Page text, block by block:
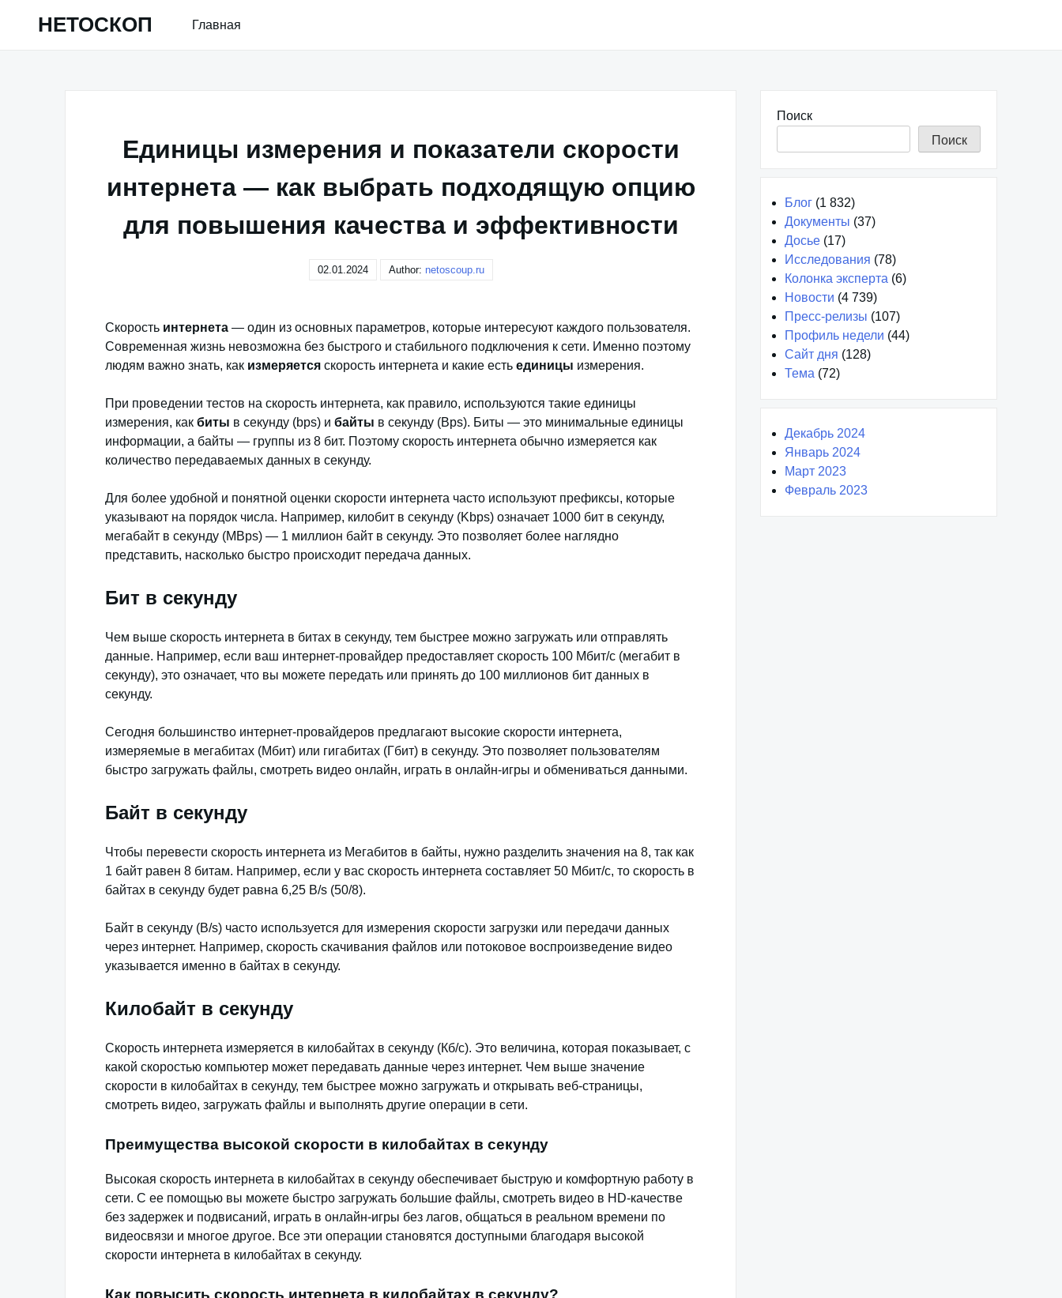
НЕТОСКОП Главная
Единицы измерения и показатели скорости
интернета — как выбрать подходящую опцию
для повышения качества и эффективности
02.01.2024 Author: netoscoup.ru
Скорость интернета — один из основных параметров, которые интересуют каждого пользователя.
Современная жизнь невозможна без быстрого и стабильного подключения к сети. Именно поэтому
людям важно знать, как измеряется скорость интернета и какие есть единицы измерения.
При проведении тестов на скорость интернета, как правило, используются такие единицы
измерения, как биты в секунду (bps) и байты в секунду (Bps). Биты — это минимальные единицы
информации, а байты — группы из 8 бит. Поэтому скорость интернета обычно измеряется как
количество передаваемых данных в секунду.
Для более удобной и понятной оценки скорости интернета часто используют префиксы, которые
указывают на порядок числа. Например, килобит в секунду (Kbps) означает 1000 бит в секунду,
мегабайт в секунду (MBps) — 1 миллион байт в секунду. Это позволяет более наглядно
представить, насколько быстро происходит передача данных.
Бит в секунду
Чем выше скорость интернета в битах в секунду, тем быстрее можно загружать или отправлять
данные. Например, если ваш интернет-провайдер предоставляет скорость 100 Мбит/с (мегабит в
секунду), это означает, что вы можете передать или принять до 100 миллионов бит данных в
секунду.
Сегодня большинство интернет-провайдеров предлагают высокие скорости интернета,
измеряемые в мегабитах (Мбит) или гигабитах (Гбит) в секунду. Это позволяет пользователям
быстро загружать файлы, смотреть видео онлайн, играть в онлайн-игры и обмениваться данными.
Байт в секунду
Чтобы перевести скорость интернета из Мегабитов в байты, нужно разделить значения на 8, так как
1 байт равен 8 битам. Например, если у вас скорость интернета составляет 50 Мбит/с, то скорость в
байтах в секунду будет равна 6,25 B/s (50/8).
Байт в секунду (B/s) часто используется для измерения скорости загрузки или передачи данных
через интернет. Например, скорость скачивания файлов или потоковое воспроизведение видео
указывается именно в байтах в секунду.
Килобайт в секунду
Скорость интернета измеряется в килобайтах в секунду (Кб/с). Это величина, которая показывает, с
какой скоростью компьютер может передавать данные через интернет. Чем выше значение
скорости в килобайтах в секунду, тем быстрее можно загружать и открывать веб-страницы,
смотреть видео, загружать файлы и выполнять другие операции в сети.
Преимущества высокой скорости в килобайтах в секунду
Высокая скорость интернета в килобайтах в секунду обеспечивает быструю и комфортную работу в
сети. С ее помощью вы можете быстро загружать большие файлы, смотреть видео в HD-качестве
без задержек и подвисаний, играть в онлайн-игры без лагов, общаться в реальном времени по
видеосвязи и многое другое. Все эти операции становятся доступными благодаря высокой
скорости интернета в килобайтах в секунду.
Поиск
Поиск
Блог (1 832)
Документы (37)
Досье (17)
Исследования (78)
Колонка эксперта (6)
Новости (4 739)
Пресс-релизы (107)
Профиль недели (44)
Сайт дня (128)
Тема (72)
Декабрь 2024
Январь 2024
Март 2023
Февраль 2023